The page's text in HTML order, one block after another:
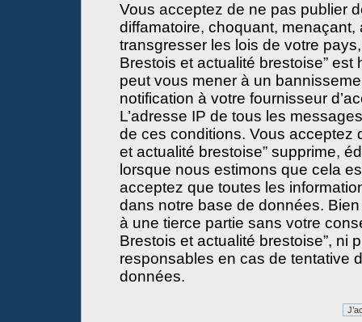
Vous acceptez de ne pas publier
diffamatoire, choquant,
transgresser les lois de votre
Brestois et actualité brestoise”
peut vous mener à un
notification à votre fournisseur
L’adresse IP de tous les
de ces conditions. Vous acceptez
et actualité brestoise” supprime,
lorsque nous estimons que cela
acceptez que toutes les
dans notre base de données.
à une tierce partie sans votre
Brestois et actualité brestoise”, ni
responsables en cas de tentative
données.